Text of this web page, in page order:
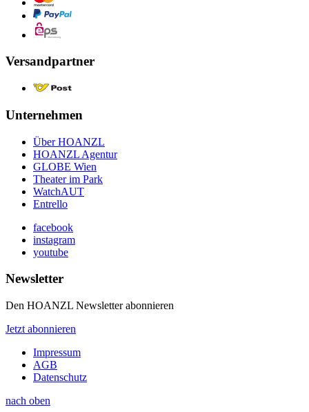
Versandpartner
Unternehmen
Über HOANZL
HOANZL Agentur
GLOBE Wien
Theater im Park
WatchAUT
Entrello
facebook
instagram
youtube
Newsletter
Den HOANZL Newsletter abonnieren
Jetzt abonnieren
Impressum
AGB
Datenschutz
nach oben